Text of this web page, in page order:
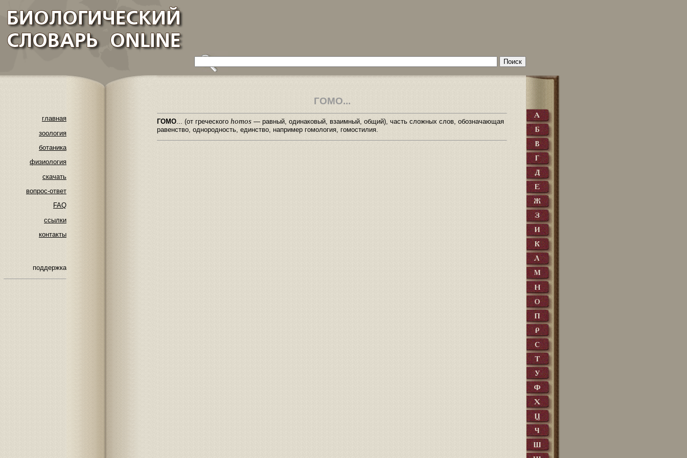
главная
зоология
ботаника
физиология
скачать
вопрос-ответ
FAQ
ссылки
контакты
поддержка
ГОМО...
ГОМО ... (от греческого homos — равный, одинаковый, взаимный, общий), часть сложных слов, обозначающая
равенство, однородность, единство, например гомология, гомостилия.